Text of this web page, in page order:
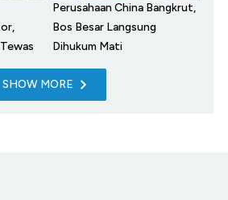
Perusahaan China Bangkrut,
Bos Besar Langsung
Dihukum Mati
SHOW MORE